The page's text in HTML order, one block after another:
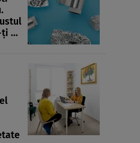
...